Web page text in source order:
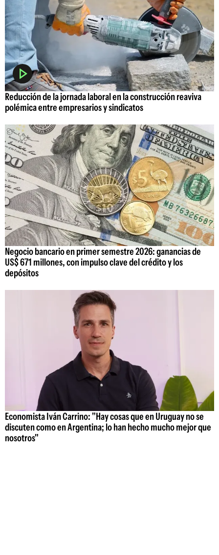
Reducción de la jornada laboral en la construcción reaviva
polémica entre empresarios y sindicatos
Negocio bancario en primer semestre 2026: ganancias de
US$ 671 millones, con impulso clave del crédito y los
depósitos
Economista Iván Carrino: "Hay cosas que en Uruguay no se
discuten como en Argentina; lo han hecho mucho mejor que
nosotros"